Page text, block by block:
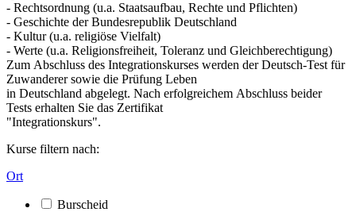
- Rechtsordnung (u.a. Staatsaufbau, Rechte und Pflichten)
- Geschichte der Bundesrepublik Deutschland
- Kultur (u.a. religiöse Vielfalt)
- Werte (u.a. Religionsfreiheit, Toleranz und Gleichberechtigung)
Zum Abschluss des Integrationskurses werden der Deutsch-Test für
Zuwanderer sowie die Prüfung Leben
in Deutschland abgelegt. Nach erfolgreichem Abschluss beider
Tests erhalten Sie das Zertifikat
"Integrationskurs".
Kurse filtern nach:
Ort
Burscheid